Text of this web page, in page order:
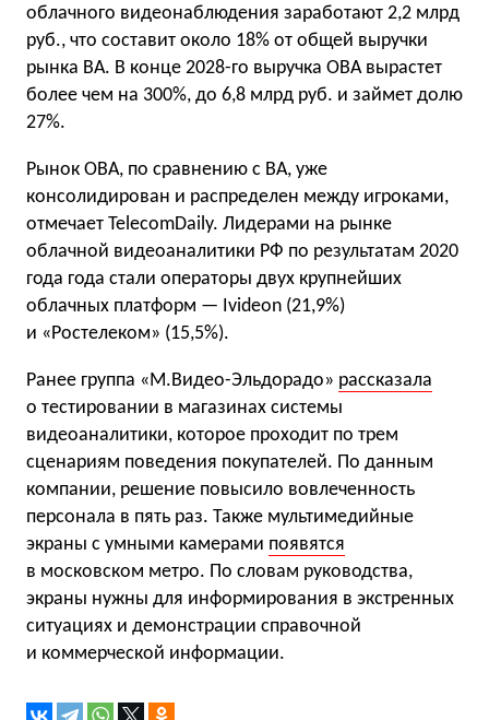
облачного видеонаблюдения заработают 2,2 млрд
руб., что составит около 18% от общей выручки
рынка ВА. В конце 2028-го выручка ОВА вырастет
более чем на 300%, до 6,8 млрд руб. и займет долю
27%.
Рынок ОВА, по сравнению с ВА, уже
консолидирован и распределен между игроками,
отмечает TelecomDaily. Лидерами на рынке
облачной видеоаналитики РФ по результатам 2020
года года стали операторы двух крупнейших
облачных платформ — Ivideon (21,9%)
и «Ростелеком» (15,5%).
Ранее группа «М.Видео-Эльдорадо» рассказала
о тестировании в магазинах системы
видеоаналитики, которое проходит по трем
сценариям поведения покупателей. По данным
компании, решение повысило вовлеченность
персонала в пять раз. Также мультимедийные
экраны с умными камерами появятся
в московском метро. По словам руководства,
экраны нужны для информирования в экстренных
ситуациях и демонстрации справочной
и коммерческой информации.